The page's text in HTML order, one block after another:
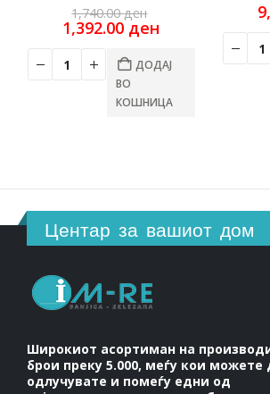
1,740.00ден
price
1,740.00 ден.
1,392.00ден
is:
1,392.00 ден.
ДОДАЈ
ВО
КОШНИЦА
Центар за вашиот дом
Широкиот асортиман на
брои преку 5.000, меѓу кои можете
одлучувате и помеѓу едни од